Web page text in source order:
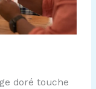
doré touche